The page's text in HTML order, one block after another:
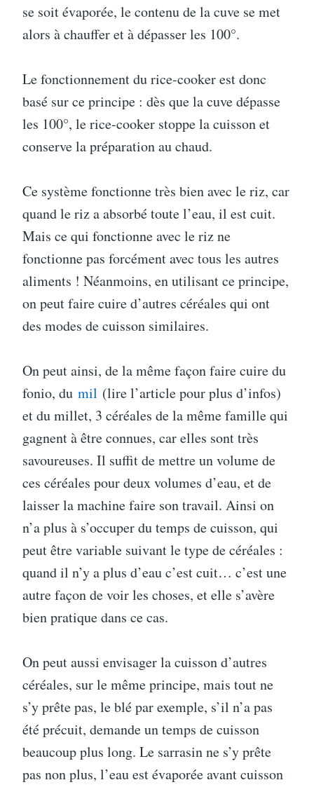
se soit évaporée, le contenu de la cuve se met
alors à chauffer et à dépasser les 100°.
Le fonctionnement du rice-cooker est donc
basé sur ce principe : dès que la cuve dépasse
les 100°, le rice-cooker stoppe la cuisson et
conserve la préparation au chaud.
Ce système fonctionne très bien avec le riz, car
quand le riz a absorbé toute l’eau, il est cuit.
Mais ce qui fonctionne avec le riz ne
fonctionne pas forcément avec tous les autres
aliments ! Néanmoins, en utilisant ce principe,
on peut faire cuire d’autres céréales qui ont
des modes de cuisson similaires.
On peut ainsi, de la même façon faire cuire du
fonio, du mil (lire l’article pour plus d’infos)
et du millet, 3 céréales de la même famille qui
gagnent à être connues, car elles sont très
savoureuses. Il suffit de mettre un volume de
ces céréales pour deux volumes d’eau, et de
laisser la machine faire son travail. Ainsi on
n’a plus à s’occuper du temps de cuisson, qui
peut être variable suivant le type de céréales :
quand il n’y a plus d’eau c’est cuit… c’est une
autre façon de voir les choses, et elle s’avère
bien pratique dans ce cas.
On peut aussi envisager la cuisson d’autres
céréales, sur le même principe, mais tout ne
s’y prête pas, le blé par exemple, s’il n’a pas
été précuit, demande un temps de cuisson
beaucoup plus long. Le sarrasin ne s’y prête
pas non plus, l’eau est évaporée avant cuisson